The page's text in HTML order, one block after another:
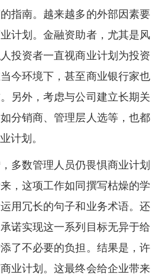
指南。越来越多的外部因素要
计划。金融资助者，尤其是风
投资者一直视商业计划为投资
今环境下，甚至商业银行家也
另外，考虑与公司建立长期关
分销商、管理层人选等，也都
计划。
多数管理人员仍畏惧商业计划
，这项工作如同撰写枯燥的学
用冗长的句子和业务术语。还
诺实现这一系列目标无异于给
了不必要的负担。结果是，许
业计划。这最终会给企业带来